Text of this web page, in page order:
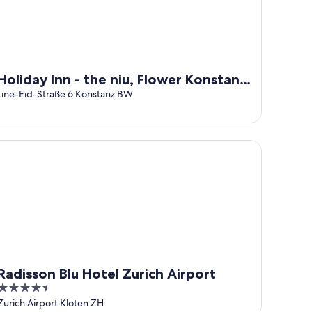
Inn - the niu, Flower Konstanz
IHG
Eid-Straße 6 Konstanz BW
Blu Hotel Zurich Airport
Airport Kloten ZH
Blu Hotel Zurich Airport